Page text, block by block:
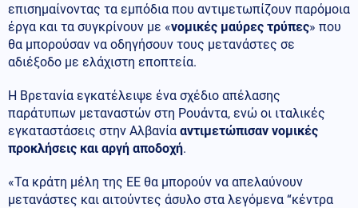
επισημαίνοντας τα εμπόδια που αντιμετωπίζουν παρόμοια
έργα και τα συγκρίνουν με «νομικές μαύρες τρύπες» που
θα μπορούσαν να οδηγήσουν τους μετανάστες σε
αδιέξοδο με ελάχιστη εποπτεία.
Η Βρετανία εγκατέλειψε ένα σχέδιο απέλασης
παράτυπων μεταναστών στη Ρουάντα, ενώ οι ιταλικές
εγκαταστάσεις στην Αλβανία αντιμετώπισαν νομικές
προκλήσεις και αργή αποδοχή.
«Τα κράτη μέλη της ΕΕ θα μπορούν να απελαύνουν
μετανάστες και αιτούντες άσυλο στα λεγόμενα “κέντρα